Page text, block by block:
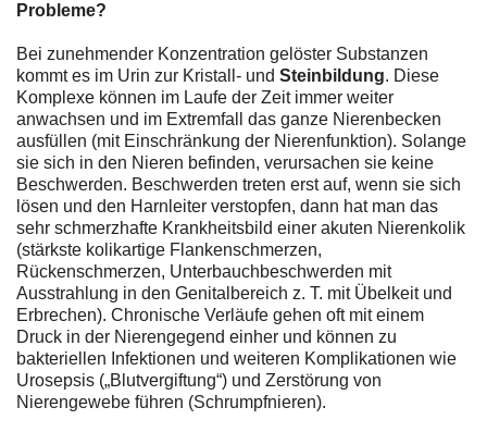
Probleme?
Bei zunehmender Konzentration gelöster Substanzen
kommt es im Urin zur Kristall- und Steinbildung. Diese
Komplexe können im Laufe der Zeit immer weiter
anwachsen und im Extremfall das ganze Nierenbecken
ausfüllen (mit Einschränkung der Nierenfunktion). Solange
sie sich in den Nieren befinden, verursachen sie keine
Beschwerden. Beschwerden treten erst auf, wenn sie sich
lösen und den Harnleiter verstopfen, dann hat man das
sehr schmerzhafte Krankheitsbild einer akuten Nierenkolik
(stärkste kolikartige Flankenschmerzen,
Rückenschmerzen, Unterbauchbeschwerden mit
Ausstrahlung in den Genitalbereich z. T. mit Übelkeit und
Erbrechen). Chronische Verläufe gehen oft mit einem
Druck in der Nierengegend einher und können zu
bakteriellen Infektionen und weiteren Komplikationen wie
Urosepsis („Blutvergiftung“) und Zerstörung von
Nierengewebe führen (Schrumpfnieren).